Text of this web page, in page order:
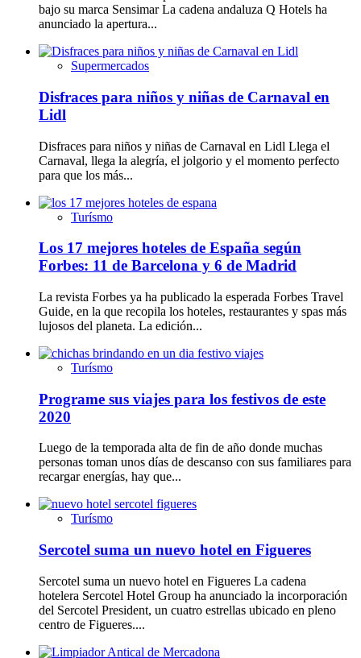
bajo su marca Sensimar La cadena andaluza Q Hotels ha
anunciado la apertura...
Supermercados
Disfraces para niños y niñas de Carnaval en
Lidl
Disfraces para niños y niñas de Carnaval en Lidl Llega el
Carnaval, llega la alegría, el jolgorio y el momento perfecto
para que los más...
Turísmo
Los 17 mejores hoteles de España según
Forbes: 11 de Barcelona y 6 de Madrid
La revista Forbes ya ha publicado la esperada Forbes Travel
Guide, en la que recopila los hoteles, restaurantes y spas más
lujosos del planeta. La edición...
Turísmo
Programe sus viajes para los festivos de este
2020
Luego de la temporada alta de fin de año donde muchas
personas toman unos días de descanso con sus familiares para
recargar energías, hay que...
Turísmo
Sercotel suma un nuevo hotel en Figueres
Sercotel suma un nuevo hotel en Figueres La cadena
hotelera Sercotel Hotel Group ha anunciado la incorporación
del Sercotel President, un cuatro estrellas ubicado en pleno
centro de Figueres....